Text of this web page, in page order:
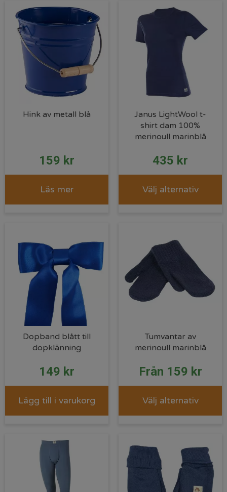
Hink av metall blå
159 kr
Läs mer
Janus LightWool t-
shirt dam 100%
merinoull marinblå
435 kr
Välj alternativ
Dopband blått till
dopklänning
149 kr
Lägg till i varukorg
Tumvantar av
merinoull marinblå
Från 159 kr
Välj alternativ